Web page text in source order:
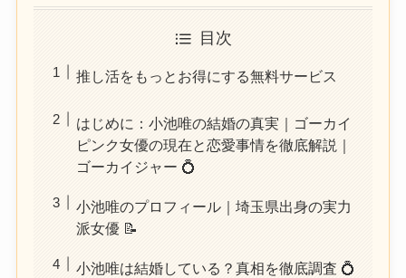
目次
推し活をもっとお得にする無料サービス
はじめに：小池唯の結婚の真実｜ゴーカイ
ピンク女優の現在と恋愛事情を徹底解説｜
ゴーカイジャー 💍
小池唯のプロフィール｜埼玉県出身の実力
派女優 📝
小池唯は結婚している？真相を徹底調査 💍